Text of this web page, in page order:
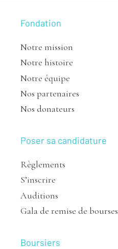
Fondation
Notre mission
Notre histoire
Notre équipe
Nos partenaires
Nos donateurs
Poser sa candidature
Règlements
S’inscrire
Auditions
Gala de remise de bourses
Boursiers